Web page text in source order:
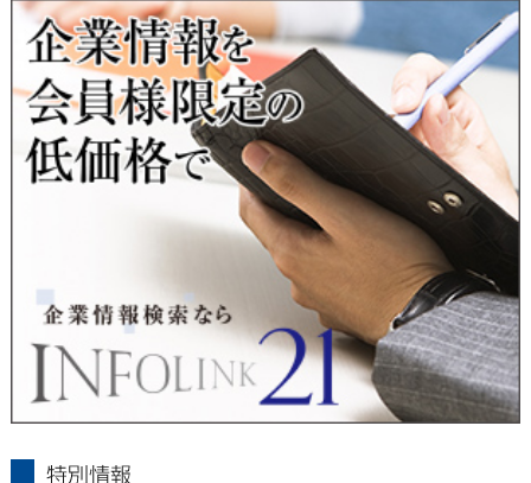
当社は、本人が自己の個人情報について、通知・開示・訂正・
追加・削除・利用停止・提供停止の希望がございましたら、本
人または代理人の請求応じて、個人データの通知・開示・訂
正・追加・削除・利用停止・提供停止の請求に応じます。
受付方法は、本人確認資料（運転免許証、パスポート何れかの
コピー）、「個人情報取扱申請書」「委任状」（代理人による
申請の場合のみ必要となります）を当社宛にお送り下さい。
＜個人情報保護に関するお問合せ・相談窓口＞
〒802-0004 北九州市小倉北区鍛冶町2丁目5-11（第一東経ビ
フリーダイヤル 0120-55-9986
受付時間 平日9：00～17：00